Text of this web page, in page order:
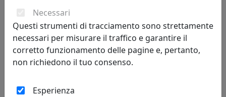
MOBILE PORTA TV VISIO, A PONTE CON 2 RIPIANI, TRASPARENTE,
CATALOGO IPLEX, CODICE I00206094TAC
IPlex
Necessari
Questi strumenti di tracciamento sono strettamente
necessari per misurare il traffico e garantire il
corretto funzionamento delle pagine e, pertanto,
non richiedono il tuo consenso.
Esperienza